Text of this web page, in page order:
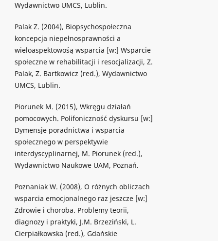
Wydawnictwo UMCS, Lublin.
Palak Z. (2004), Biopsychospołeczna
koncepcja niepełnosprawności a
wieloaspektowośą wsparcia [w:] Wsparcie
społeczne w rehabilitacji i resocjalizacji, Z.
Palak, Z. Bartkowicz (red.), Wydawnictwo
UMCS, Lublin.
Piorunek M. (2015), Wkręgu działań
pomocowych. Polifoniczność dyskursu [w:]
Dymensje poradnictwa i wsparcia
społecznego w perspektywie
interdyscyplinarnej, M. Piorunek (red.),
Wydawnictwo Naukowe UAM, Poznań.
Poznaniak W. (2008), O różnych obliczach
wsparcia emocjonalnego raz jeszcze [w:]
Zdrowie i choroba. Problemy teorii,
diagnozy i praktyki, J.M. Brzeziński, L.
Cierpiałkowska (red.), Gdańskie